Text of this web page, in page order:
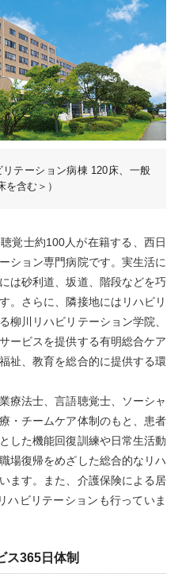
テーション病棟 120床、一般
含む＞）
覚士約100人が在籍する、西日
ション専門病院です。実生活に
は砂利道、坂道、階段などを巧
。さらに、隣接地にはリハビリ
柳川リハビリテーション学院、
ービスを提供する有明総合ケア
祉、教育を総合的に提供する環
療法士、言語聴覚士、ソーシャ
・チームケア体制のもと、患者
した機能回復訓練や日常生活動
場復帰をめざした総合的なリハ
ます。また、介護保険による居
ハビリテーションも行っていま
ス365日体制